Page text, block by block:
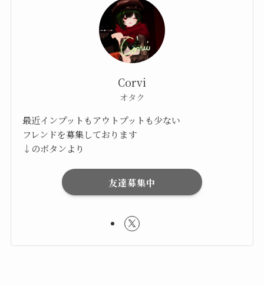
Corvi
オタク
最近インプットもアウトプットも少ない
フレンドを募集しております
↓のボタンより
友達募集中